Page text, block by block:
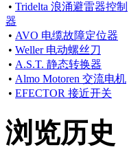
• Tridelta 浪涌避雷器控制
器
• AVO 电缆故障定位器
• Weller 电动螺丝刀
• A.S.T. 静态转换器
• Almo Motoren 交流电机
• EFECTOR 接近开关
浏览历史